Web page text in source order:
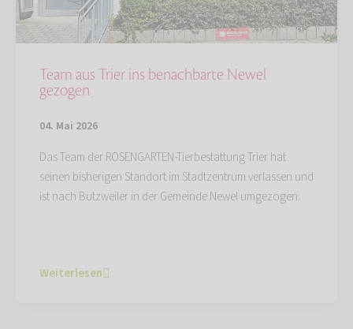
Team aus Trier ins benachbarte Newel
gezogen
04. Mai 2026
Das Team der ROSENGARTEN-Tierbestattung Trier hat
seinen bisherigen Standort im Stadtzentrum verlassen und
ist nach Butzweiler in der Gemeinde Newel umgezogen.
Weiterlesen